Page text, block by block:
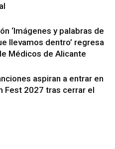
‘Imágenes y palabras de
llevamos dentro’ regresa
Médicos de Alicante
aspiran a entrar en
Fest 2027 tras cerrar el